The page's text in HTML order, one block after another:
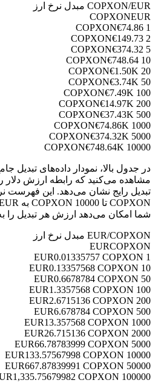
COPXON/EUR مبدل نرخ ارز
COPXONEUR
1 COPXON
€74.86
2 COPXON
€149.73
5 COPXON
€374.32
10 COPXON
€748.64
20 COPXON
€1.50K
50 COPXON
€3.74K
100 COPXON
€7.49K
200 COPXON
€14.97K
500 COPXON
€37.43K
1000 COPXON
€74.86K
5000 COPXON
€374.32K
10000 COPXON
€748.64K
مشاهده می‌کنید که رابطه ارزش دلار
شما امکان می‌دهد ارزش هر تبدیل را
EUR/COPXON مبدل نرخ ارز
EURCOPXON
1 EUR
0.01335757 COPXON
10 EUR
0.13357568 COPXON
50 EUR
0.6678784 COPXON
100 EUR
1.3357568 COPXON
200 EUR
2.6715136 COPXON
500 EUR
6.678784 COPXON
1000 EUR
13.357568 COPXON
2000 EUR
26.715136 COPXON
5000 EUR
66.78783999 COPXON
10000 EUR
133.57567998 COPXON
50000 EUR
667.87839991 COPXON
100000 EUR
1,335.75679982 COPXON